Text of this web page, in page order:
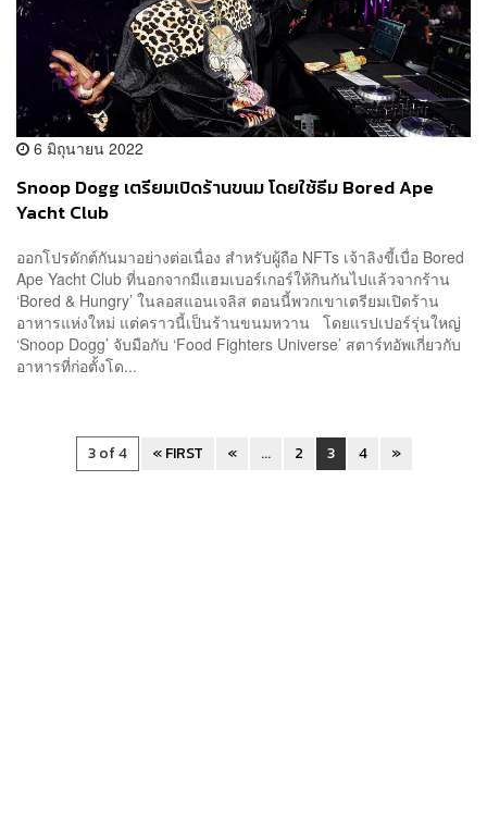
6 มิถุนายน 2022
Snoop Dogg เตรียมเปิดร้านขนม โดยใช้ธีม Bored Ape
Yacht Club
ออกโปรดักต์กันมาอย่างต่อเนื่อง สำหรับผู้ถือ NFTs เจ้าลิงขี้เบื่อ Bored
Ape Yacht Club ที่นอกจากมีแฮมเบอร์เกอร์ให้กินกันไปแล้วจากร้าน
‘Bored & Hungry’ ในลอสแอนเจลิส ตอนนี้พวกเขาเตรียมเปิดร้าน
อาหารแห่งใหม่ แต่คราวนี้เป็นร้านขนมหวาน โดยแรปเปอร์รุ่นใหญ่
‘Snoop Dogg’ จับมือกับ ‘Food Fighters Universe’ สตาร์ทอัพเกี่ยวกับ
อาหารที่ก่อตั้งโด...
3 of 4 « FIRST « ... 2 3 4 »